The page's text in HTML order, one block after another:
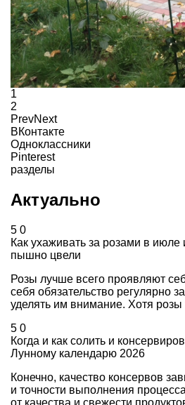
1
2
PrevNext
ВКонтакте
Одноклассники
Pinterest
разделы
Актуально
5 0
Как ухаживать за розами в июле
пышно цвели
Розы лучше всего проявляют
себя обязательство регулярно
уделять им внимание. Хотя
5 0
Когда и как солить и
Лунному календарю 2026
Конечно, качество консервов
и точности выполнения